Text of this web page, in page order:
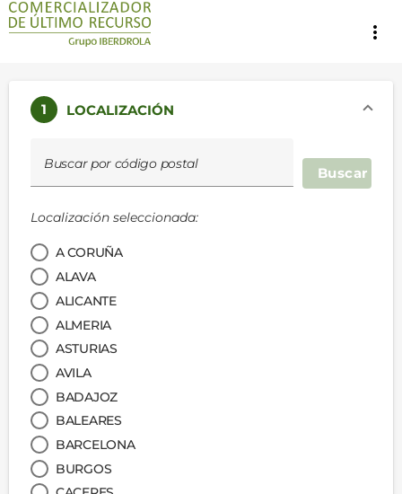
more_vert
1 LOCALIZACIÓN
Buscar por código postal
Buscar
Localización seleccionada:
A CORUÑA
ALAVA
ALICANTE
ALMERIA
ASTURIAS
AVILA
BADAJOZ
BALEARES
BARCELONA
BURGOS